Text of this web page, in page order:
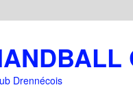
Drennécois